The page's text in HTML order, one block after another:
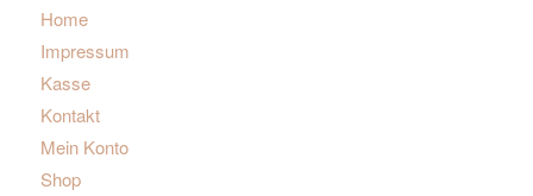
Home
Impressum
Kasse
Kontakt
Mein Konto
Shop